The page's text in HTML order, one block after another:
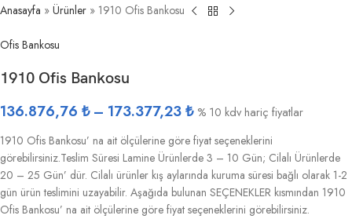
Anasayfa » Ürünler » 1910 Ofis Bankosu
Ofis Bankosu
1910 Ofis Bankosu
136.876,76 ₺ – 173.377,23₺ % 10 kdv hariç fiyatlar
1910 Ofis Bankosu’ na ait ölçülerine göre fiyat seçeneklerini
görebilirsiniz.Teslim Süresi Lamine Ürünlerde 3 – 10 Gün; Cilalı Ürünlerde
20 – 25 Gün’ dür. Cilalı ürünler kış aylarında kuruma süresi bağlı olarak 1-2
gün ürün teslimini uzayabilir. Aşağıda bulunan SEÇENEKLER kısmından 1910
Ofis Bankosu’ na ait ölçülerine göre fiyat seçeneklerini görebilirsiniz.